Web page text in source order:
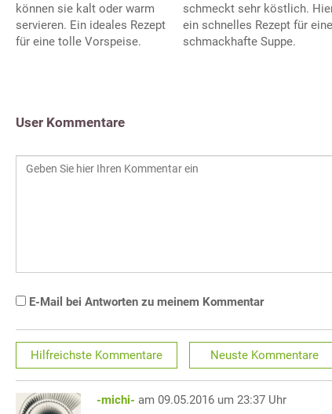
können sie kalt oder warm
servieren. Ein ideales Rezept
für eine tolle Vorspeise.
schmeckt sehr köstlich.
ein schnelles Rezept für eine
schmackhafte Suppe.
User Kommentare
E-Mail bei Antworten zu meinem Kommentar
Hilfreichste Kommentare Neuste Kommentare
-michi- am 09.05.2016 um 23:37 Uhr